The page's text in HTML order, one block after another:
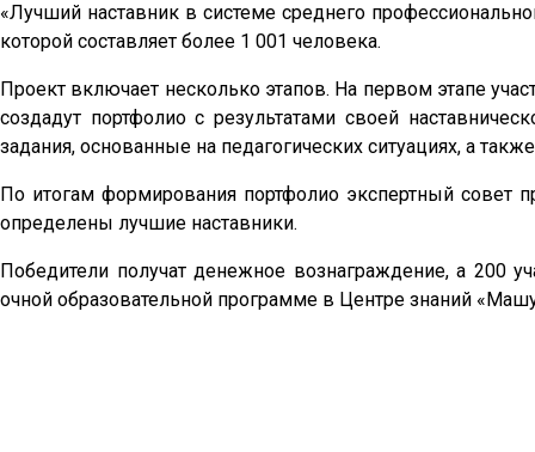
«Лучший наставник в системе среднего
которой составляет более 1 001 человека.
Проект включает несколько этапов. На первом этапе
создадут портфолио с результатами своей
задания, основанные на педагогических ситуациях, а
По итогам формирования портфолио экспертный совет
определены лучшие наставники.
Победители получат денежное вознаграждение, а 200
очной образовательной программе в Центре знаний